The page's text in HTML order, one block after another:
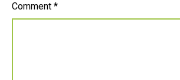
Comment *